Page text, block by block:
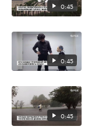
0:45
0:45
0:45